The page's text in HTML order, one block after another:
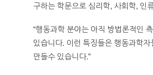
구하는 학문으로 심리학, 사회학, 인
“행동과학 분야는 아직 방법론적인
있습니다. 이런 특징들은 행동과학
만들수 있습니다.”